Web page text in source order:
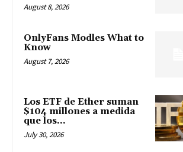
August 8, 2026
OnlyFans Modles What to
Know
August 7, 2026
Los ETF de Ether suman
$104 millones a medida
que los...
July 30, 2026